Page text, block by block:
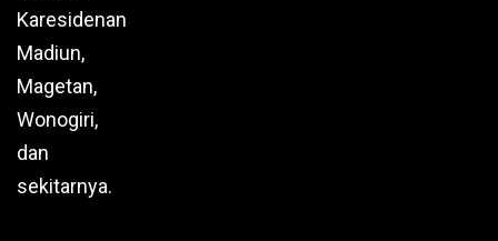
Karesidenan
Madiun,
Magetan,
Wonogiri,
dan
sekitarnya.